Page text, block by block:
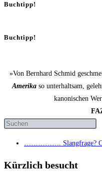
Buchtipp!
Buchtipp!
»Von Bernhard Schmid
Amerika so unterhaltsam,
kanonischen
……………. Slang­fra­ge?
Kürzlich besucht